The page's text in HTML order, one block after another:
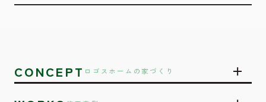
CONCEPT ロゴスホームの家づくり